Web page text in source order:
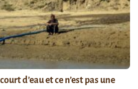
d’eau et ce n’est pas une